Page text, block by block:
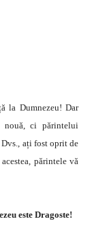
la Dumnezeu! Dar
nouă, ci părintelui
Dvs., ați fost oprit de
părintele vă
este Dragoste!